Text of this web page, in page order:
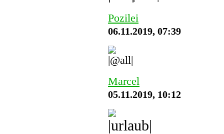
Pozilei
06.11.2019, 07:39
Marcel
05.11.2019, 10:12